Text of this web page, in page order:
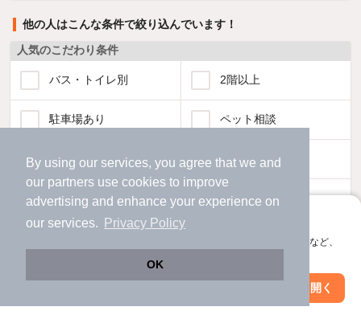
By using our services, you agree that we and
our partners use cookies to improve
advertising and enhance your experience on
our services.
Privacy Policy
OK
アプリに切り替えて、サクサクお部屋探し
会員登録なしですぐ使える。マップ検索やお気に入り保存など、
アプリを開く
他の人はこんな条件で絞り込んでいます！
人気のこだわり条件
バス・トイレ別 2階以上
駐車場あり ペット相談
洗濯機置場あり 独立洗面台
エアコンあり 都市ガス
絞り込み条件を変更